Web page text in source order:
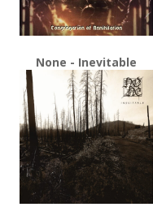
None - Inevitable